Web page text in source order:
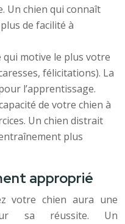
Un chien qui connaît
de facilité à
qui motive le plus votre
félicitations). La
l’apprentissage.
de votre chien à
Un chien distrait
plus
approprié
votre chien aura une
sa réussite. Un